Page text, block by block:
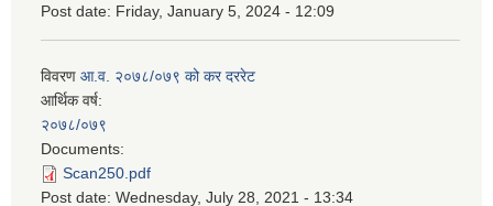
Post date: Friday, January 5, 2024 - 12:09
विवरण आ.व. २०७८/०७९ को कर दररेट
आर्थिक वर्ष:
२०७८/०७९
Documents:
Scan250.pdf
Post date: Wednesday, July 28, 2021 - 13:34